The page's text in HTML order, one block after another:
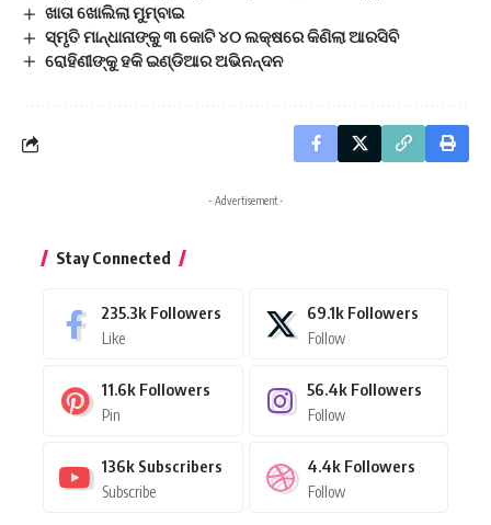
ଖାତା ଖୋଲିଲା ମୁମ୍ବାଇ
ସ୍ମୃତି ମାନ୍ଧାନାଙ୍କୁ ୩ କୋଟି ୪୦ ଲକ୍ଷରେ କିଣିଲା ଆରସିବି
ରୋହିଣୀଙ୍କୁ ହକି ଇଣ୍ଡିଆର ଅଭିନନ୍ଦନ
- Advertisement -
Stay Connected
235.3k Followers
Like
69.1k Followers
Follow
11.6k Followers
Pin
56.4k Followers
Follow
136k Subscribers
Subscribe
4.4k Followers
Follow